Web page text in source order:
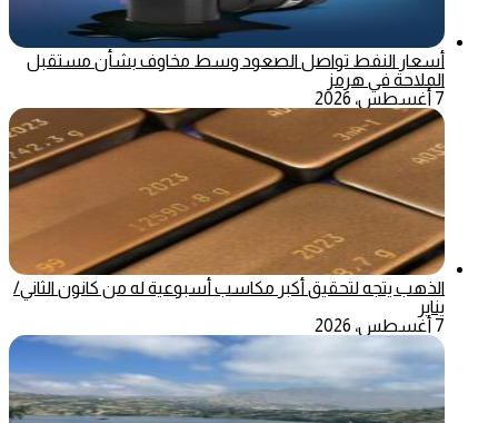
أسعار النفط تواصل الصعود وسط مخاوف بشأن مستقبل
الملاحة في هرمز
7 أغسطس، 2026
الذهب يتجه لتحقيق أكبر مكاسب أسبوعية له من كانون الثاني/
يناير
7 أغسطس، 2026